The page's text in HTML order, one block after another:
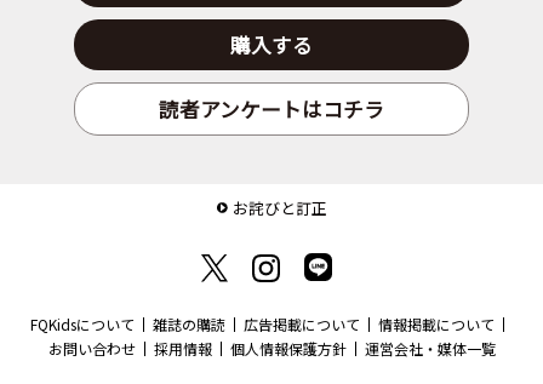
購入する
読者アンケートはコチラ
お詫びと訂正
FQKidsについて 雑誌の購読 広告掲載について
情報掲載について
お問い合わせ
採用情報 個人情報保護方針 運営会社・媒体一覧